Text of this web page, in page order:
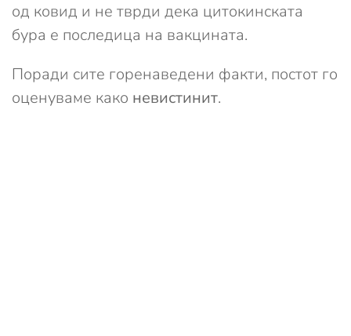
од ковид и не тврди дека цитокинската
бура е последица на вакцината.
Поради сите горенаведени факти, постот го
оценуваме како невистинит.